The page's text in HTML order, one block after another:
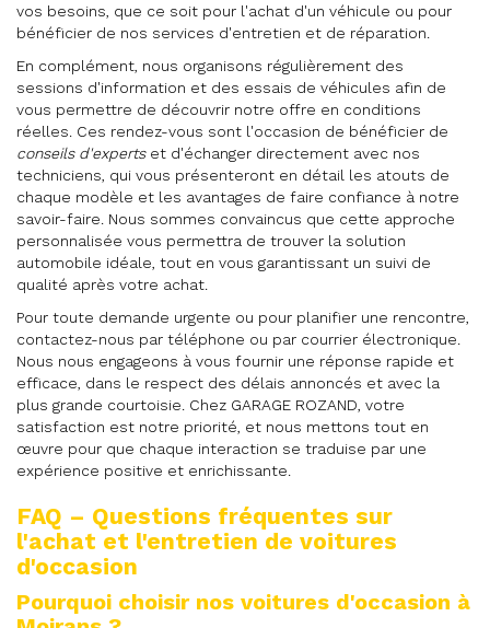
vos besoins, que ce soit pour l'achat d'un véhicule ou pour
bénéficier de nos services d'entretien et de réparation.
En complément, nous organisons régulièrement des
sessions d'information et des essais de véhicules afin de
vous permettre de découvrir notre offre en conditions
réelles. Ces rendez-vous sont l'occasion de bénéficier de
conseils d'expertset d'échanger directement avec nos
techniciens, qui vous présenteront en détail les atouts de
chaque modèle et les avantages de faire confiance à notre
savoir-faire. Nous sommes convaincus que cette approche
personnalisée vous permettra de trouver la solution
automobile idéale, tout en vous garantissant un suivi de
qualité après votre achat.
Pour toute demande urgente ou pour planifier une rencontre,
contactez-nous par téléphone ou par courrier électronique.
Nous nous engageons à vous fournir une réponse rapide et
efficace, dans le respect des délais annoncés et avec la
plus grande courtoisie. Chez GARAGE ROZAND, votre
satisfaction est notre priorité, et nous mettons tout en
œuvre pour que chaque interaction se traduise par une
expérience positive et enrichissante.
FAQ – Questions fréquentes sur
l'achat et l'entretien de voitures
d'occasion
Pourquoi choisir nos voitures d'occasion à